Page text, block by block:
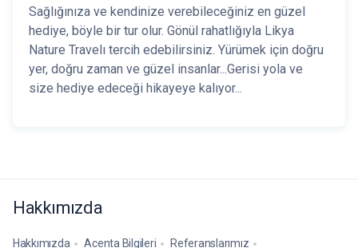
Sağlığınıza ve kendinize verebileceğiniz en güzel
hediye, böyle bir tur olur. Gönül rahatlığıyla Likya
Nature Travelı tercih edebilirsiniz. Yürümek için doğru
yer, doğru zaman ve güzel insanlar...Gerisi yola ve
size hediye edeceği hikayeye kalıyor...
Hakkımızda
Hakkımızda Acenta Bilgileri Referanslarımız